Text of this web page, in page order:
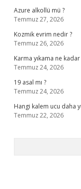
Azure alkollü mü ?
Temmuz 27, 2026
Kozmik evrim nedir ?
Temmuz 26, 2026
Karma yıkama ne
Temmuz 24, 2026
19 asal mı ?
Temmuz 24, 2026
Hangi kalem ucu daha
Temmuz 22, 2026